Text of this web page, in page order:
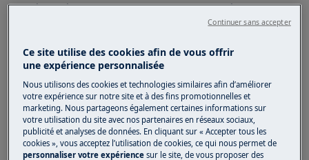
sécurité en tout temps pour vous protéger des
coupures dues aux bords tranchants.
ATTENTION !RISQUE DE BLESSURE AUX YEUX
Ce site utilise des cookies afin de vous offrir
une expérience personnalisée
Nous utilisons des cookies et technologies similaires afin d’améliorer
votre expérience sur notre site et à des fins promotionnelles et
marketing. Nous partageons également certaines informations sur
votre utilisation du site avec nos partenaires en réseaux sociaux,
publicité et analyses de données. En cliquant sur « Accepter tous les
cookies », vous acceptez l’utilisation de cookies, ce qui nous permet de
personnaliser votre expériencesur le site, de vous proposer des
Continuer sans accepter